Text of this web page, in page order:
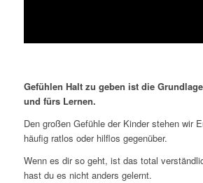
Gefühlen Halt zu geben ist die
und fürs Lernen.
Den großen Gefühle der Kinder stehen wir
häufig ratlos oder hilflos gegenüber.
Wenn es dir so geht, ist das total
hast du es nicht anders gelernt.